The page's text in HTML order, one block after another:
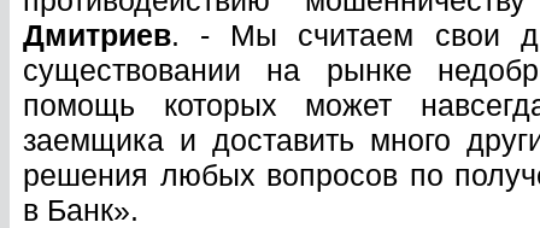
Дмитриев. - Мы считаем свои
существовании на рынке
помощь которых может
заемщика и доставить много
решения любых вопросов по
в Банк».